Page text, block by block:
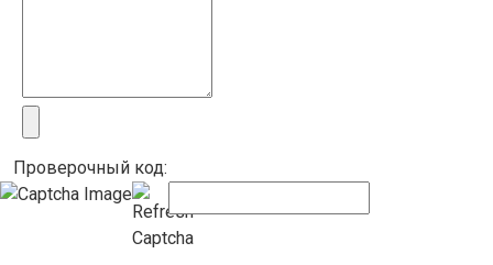
Проверочный код: